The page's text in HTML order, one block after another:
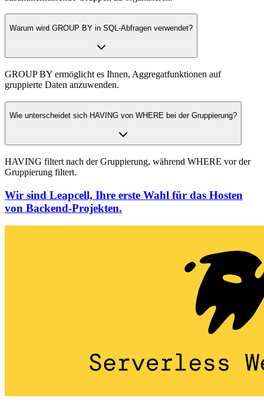
Warum wird GROUP BY in SQL-Abfragen verwendet?
GROUP BY ermöglicht es Ihnen, Aggregatfunktionen auf
gruppierte Daten anzuwenden.
Wie unterscheidet sich HAVING von WHERE bei der Gruppierung?
HAVING filtert nach der Gruppierung, während WHERE vor der
Gruppierung filtert.
Wir sind Leapcell, Ihre erste Wahl für das Hosten
von Backend-Projekten.